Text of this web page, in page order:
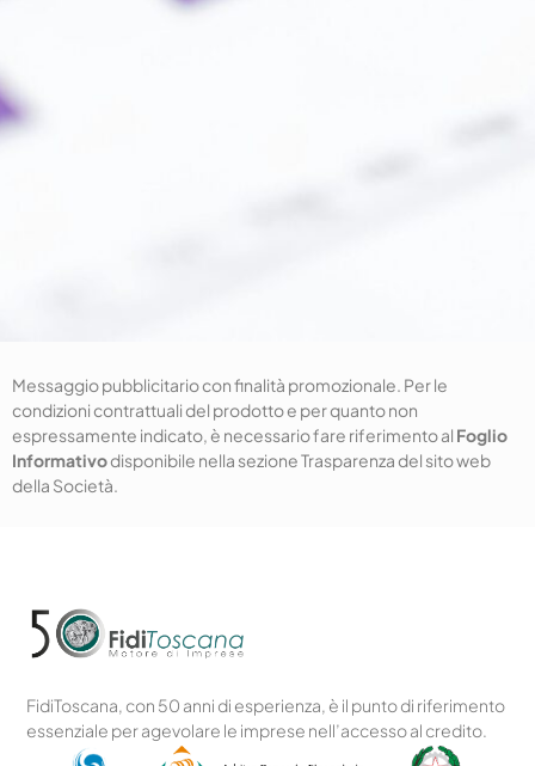
Messaggio pubblicitario con finalità promozionale. Per le
condizioni contrattuali del prodotto e per quanto non
espressamente indicato, è necessario fare riferimento al Foglio
Informativodisponibile nella sezione Trasparenza del sito web
della Società.​
FidiToscana, con 50 anni di esperienza, è il punto di riferimento
essenziale per agevolare le imprese nell’accesso al credito.